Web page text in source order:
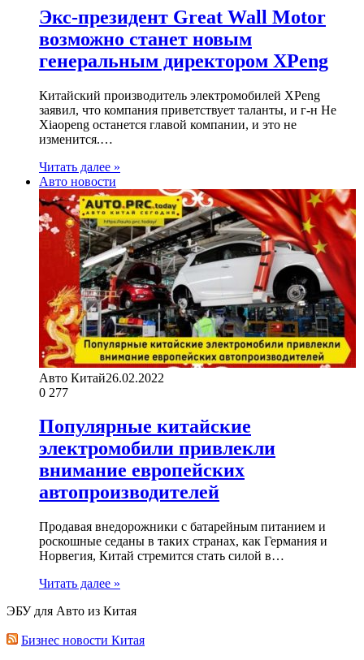
Экс-президент Great Wall Motor
возможно станет новым
генеральным директором XPeng
Китайский производитель электромобилей XPeng
заявил, что компания приветствует таланты, и г-н He
Xiaopeng останется главой компании, и это не
изменится.…
Читать далее »
Авто новости
Авто Китай26.02.2022
0 277
Популярные китайские
электромобили привлекли
внимание европейских
автопроизводителей
Продавая внедорожники с батарейным питанием и
роскошные седаны в таких странах, как Германия и
Норвегия, Китай стремится стать силой в…
Читать далее »
ЭБУ для Авто из Китая
Бизнес новости Китая